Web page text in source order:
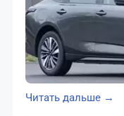
Читать дальше →